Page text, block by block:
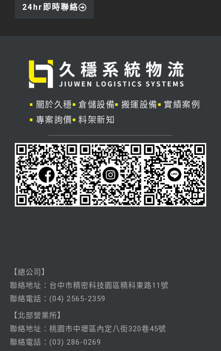
24hr即時聯絡
關於久穩 倉儲設備 搬運設備
實績案例
專案詢價
料架新知
【總公司】
聯絡地址：台中市精密科技園區精科東路11號
聯絡電話： (04) 2565-2359
【北部營業所】
聯絡地址：桃園市中壢區內定八街320巷45號
聯絡電話： (03) 286-0269